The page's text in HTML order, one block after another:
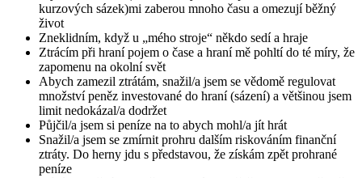
kurzových sázek)mi zaberou mnoho času a omezují běžný
život
Zneklidním, když u „mého stroje“ někdo sedí a hraje
Ztrácím při hraní pojem o čase a hraní mě pohltí do té míry, že
zapomenu na okolní svět
Abych zamezil ztrátám, snažil/a jsem se vědomě regulovat
množství peněz investované do hraní (sázení) a většinou jsem
limit nedokázal/a dodržet
Půjčil/a jsem si peníze na to abych mohl/a jít hrát
Snažil/a jsem se zmírnit prohru dalším riskováním finanční
ztráty. Do herny jdu s představou, že získám zpět prohrané
peníze